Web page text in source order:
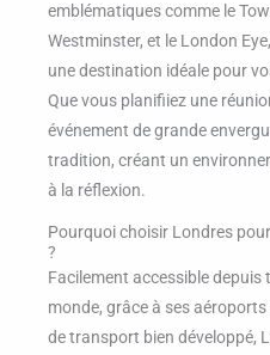
emblématiques comme le
Westminster, et le London
une destination idéale pour
Que vous planifiiez une
événement de grande
tradition, créant un
à la réflexion.
Pourquoi choisir Londres
?
Facilement accessible depuis
monde, grâce à ses
de transport bien développé,